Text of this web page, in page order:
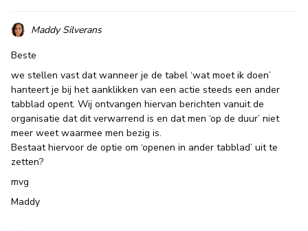
Maddy Silverans
Beste
we stellen vast dat wanneer je de tabel ‘wat moet ik doen’
hanteert je bij het aanklikken van een actie steeds een ander
tabblad opent. Wij ontvangen hiervan berichten vanuit de
organisatie dat dit verwarrend is en dat men ‘op de duur’ niet
meer weet waarmee men bezig is.
Bestaat hiervoor de optie om ‘openen in ander tabblad’ uit te
zetten?
mvg
Maddy